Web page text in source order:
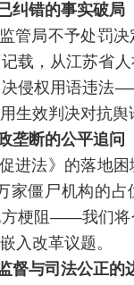
纠错的事实破局
管局不予处罚
载，从江苏省
决侵权用语违法
生效判决对抗舆
垄断的公平追问
进法》的落地
家僵尸机构的占
方梗阻——我们将
入改革议题。
督与司法公正的